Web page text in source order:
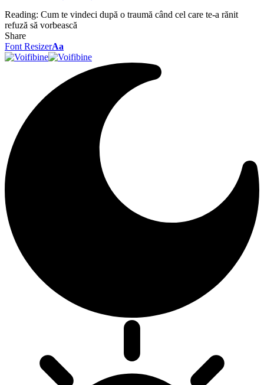
Reading: Cum te vindeci după o traumă când cel care te-a rănit
refuză să vorbească
Share
Font ResizerAa